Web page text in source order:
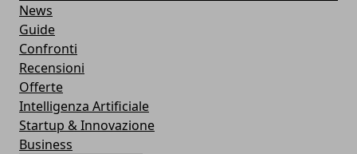
News
Guide
Confronti
Recensioni
Offerte
Intelligenza Artificiale
Startup & Innovazione
Business